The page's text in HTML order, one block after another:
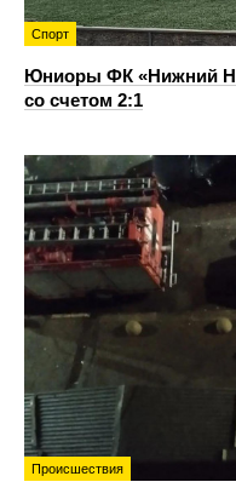
Спорт
Юниоры ФК «Нижний
со счетом 2:1
Происшествия